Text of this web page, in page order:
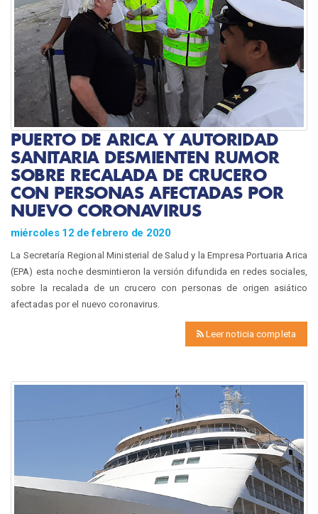
PUERTO DE ARICA Y AUTORIDAD
SANITARIA DESMIENTEN RUMOR
SOBRE RECALADA DE CRUCERO
CON PERSONAS AFECTADAS POR
NUEVO CORONAVIRUS
miércoles 12 de febrero de 2020
La Secretaría Regional Ministerial de Salud y la Empresa Portuaria Arica
(EPA) esta noche desmintieron la versión difundida en redes sociales,
sobre la recalada de un crucero con personas de origen asiático
afectadas por el nuevo coronavirus.
Leer noticia completa